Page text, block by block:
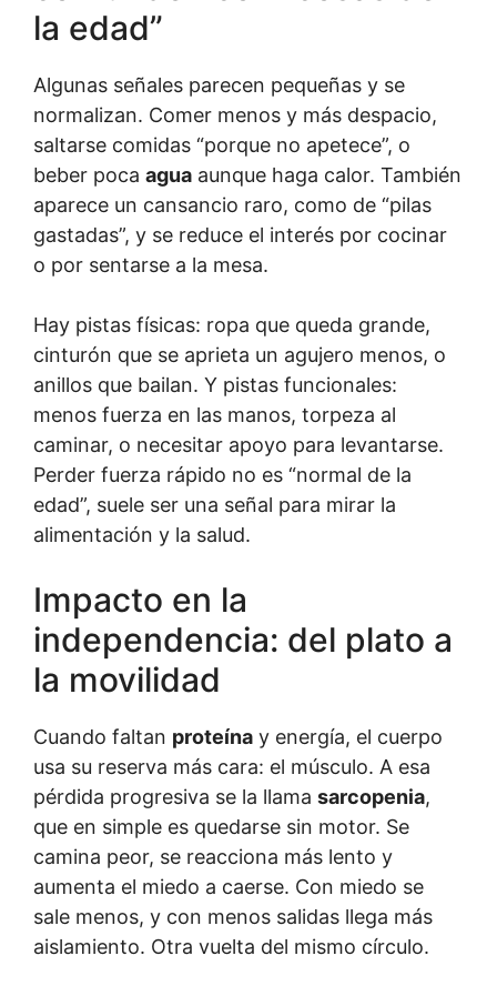
la edad”
Algunas señales parecen pequeñas y se
normalizan. Comer menos y más despacio,
saltarse comidas “porque no apetece”, o
beber poca agua aunque haga calor. También
aparece un cansancio raro, como de “pilas
gastadas”, y se reduce el interés por cocinar
o por sentarse a la mesa.
Hay pistas físicas: ropa que queda grande,
cinturón que se aprieta un agujero menos, o
anillos que bailan. Y pistas funcionales:
menos fuerza en las manos, torpeza al
caminar, o necesitar apoyo para levantarse.
Perder fuerza rápido no es “normal de la
edad”, suele ser una señal para mirar la
alimentación y la salud.
Impacto en la
independencia: del plato a
la movilidad
Cuando faltan proteína y energía, el cuerpo
usa su reserva más cara: el músculo. A esa
pérdida progresiva se la llama sarcopenia,
que en simple es quedarse sin motor. Se
camina peor, se reacciona más lento y
aumenta el miedo a caerse. Con miedo se
sale menos, y con menos salidas llega más
aislamiento. Otra vuelta del mismo círculo.